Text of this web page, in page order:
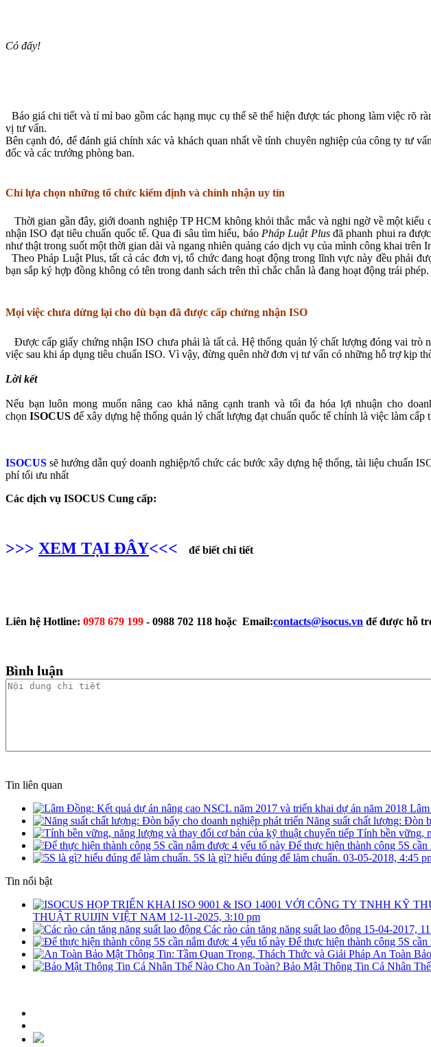
Có đấy!
Báo giá chi tiết và tỉ mỉ bao gồm các hạng mục cụ thể sẽ thể hiện được tác phong làm việc rõ
vị tư vấn.
Bên cạnh đó, để đánh giá chính xác và khách quan nhất về tính chuyên nghiệp của công ty tư
đốc và các trưởng phòng ban.
Chỉ lựa chọn những tổ chức kiểm định và chính nhận uy tín
Thời gian gần đây, giới doanh nghiệp TP HCM không khỏi thắc mắc và nghi ngờ về một
nhận ISO đạt tiêu chuẩn quốc tế. Qua đi sâu tìm hiểu, báo Pháp Luật Plusđã phanh phui ra
như thật trong suốt một thời gian dài và ngang nhiên quảng cáo dịch vụ của mình công khai trên
Theo Pháp Luật Plus, tất cả các đơn vị, tổ chức đang hoạt động trong lĩnh vực này đều phải
bạn sắp ký hợp đồng không có tên trong danh sách trên thì chắc chắn là đang hoạt động trái phép.
Mọi việc chưa dừng lại cho dù bạn đã được cấp chứng nhận ISO
Được cấp giấy chứng nhận ISO chưa phải là tất cả. Hệ thống quản lý chất lượng đóng vai trò
việc sau khi áp dụng tiêu chuẩn ISO. Vì vậy, đừng quên nhờ đơn vị tư vấn có những hỗ trợ kịp
Lời kết
Nếu bạnluôn mong muốn nâng cao khả năng cạnh tranh và tối đa hóa lợi nhuận cho
chọn ISOCUS để xây dựng hệ thống quản lý chất lượng đạt chuẩn quốc tế chính là việc làm cấp
ISOCUS sẽ hướng dẫn quý doanh nghiệp/tổ chức các bước xây dựng hệ thống, tài liệu chuẩn
phí tối ưu nhất
Các dịch vụ ISOCUS Cung cấp:
>>> XEM TẠI ĐÂY<<< để biết chi tiết
Liên hệ Hotline: 0978 679 199 - 0988 702 118 hoặc Email:contacts@isocus.vn để được hỗ
Bình luận
Tin liên quan
Năng suất chất lượng: Đòn
Tính bền vững,
Để thực hiện thành công 5S
5S là gì? hiểu đúng để làm chuẩn. 03-05-2018, 4:45
Tin nổi bật
THUẬT RUIJIN VIỆT NAM 12-11-2025, 3:10 pm
Các rào cản tăng năng suất lao động 15-04-2017,
Để thực hiện thành công 5S
An Toàn
Bảo Mật Thông Tin Cá Nhân